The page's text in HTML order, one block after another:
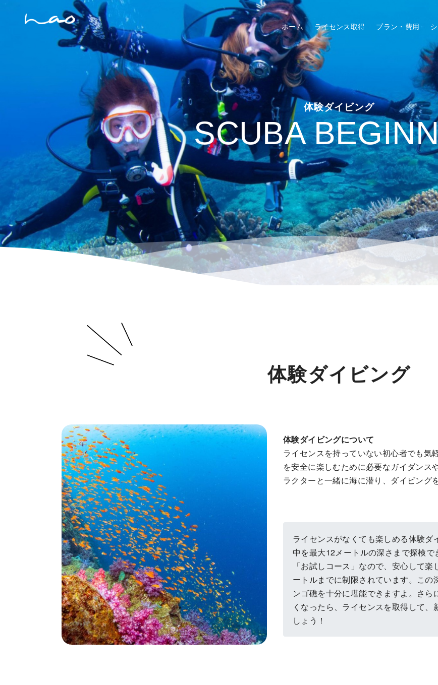
ホーム ライセンス取得 プラン・費用
体験ダイビング
体験ダイビング
体験ダイビングについて
ライセンスを持っていない初心者でも気
を安全に楽しむために必要なガイダンス
ラクターと一緒に海に潜り、ダイビング
ライセンスがなくても楽しめる体験ダ
中を最大12メートルの深さまで探検
「お試しコース」なので、安心して
ートルまでに制限されています。この
ンゴ礁を十分に堪能できますよ。さら
くなったら、ライセンスを取得して、
しょう！